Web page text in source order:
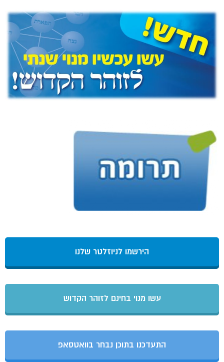
הירשמו לניוזלטר שלנו
עשו מנוי בחינם לזוהר הקדוש
התעדכנו בתוכן נבחר בוואטסאפ